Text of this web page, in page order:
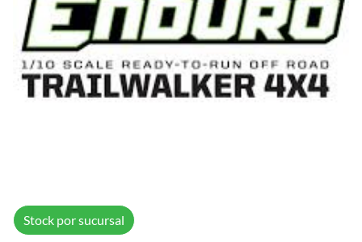
Stock por sucursal